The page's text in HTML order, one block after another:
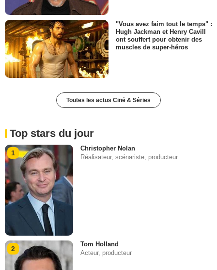
"Vous avez faim tout le temps" :
Hugh Jackman et Henry Cavill
ont souffert pour obtenir des
muscles de super-héros
Toutes les actus Ciné & Séries
Top stars du jour
1
Christopher Nolan
Réalisateur, scénariste, producteur
2
Tom Holland
Acteur, producteur